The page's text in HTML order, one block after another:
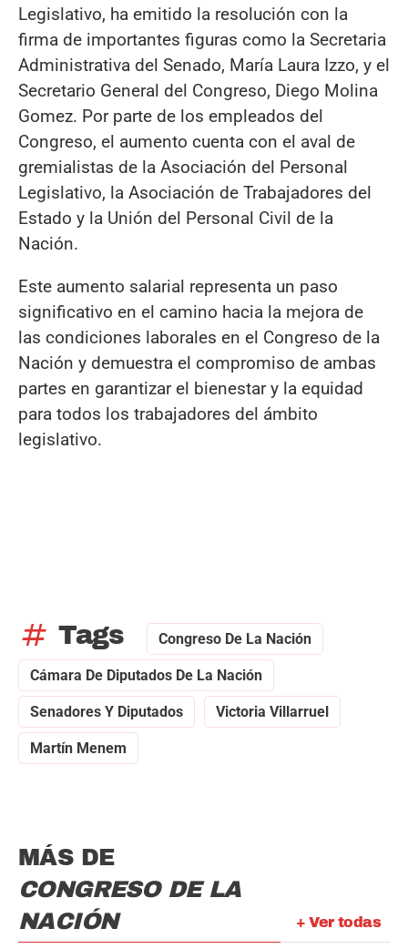
Legislativo, ha emitido la resolución con la
firma de importantes figuras como la Secretaria
Administrativa del Senado, María Laura Izzo, y el
Secretario General del Congreso, Diego Molina
Gomez. Por parte de los empleados del
Congreso, el aumento cuenta con el aval de
gremialistas de la Asociación del Personal
Legislativo, la Asociación de Trabajadores del
Estado y la Unión del Personal Civil de la
Nación.
Este aumento salarial representa un paso
significativo en el camino hacia la mejora de
las condiciones laborales en el Congreso de la
Nación y demuestra el compromiso de ambas
partes en garantizar el bienestar y la equidad
para todos los trabajadores del ámbito
legislativo.
tag Tags Congreso De La Nación
Cámara De Diputados De La Nación
Senadores Y Diputados Victoria Villarruel
Martín Menem
+ Ver todas
MÁS DE
CONGRESO DE LA
NACIÓN